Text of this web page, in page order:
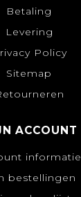
Betaling
Levering
Policy
Sitemap
ACCOUNT
informatie
bestellingen